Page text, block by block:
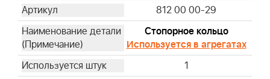
812 00 00-29
Стопорное кольцо
Используется в агрегатах
1